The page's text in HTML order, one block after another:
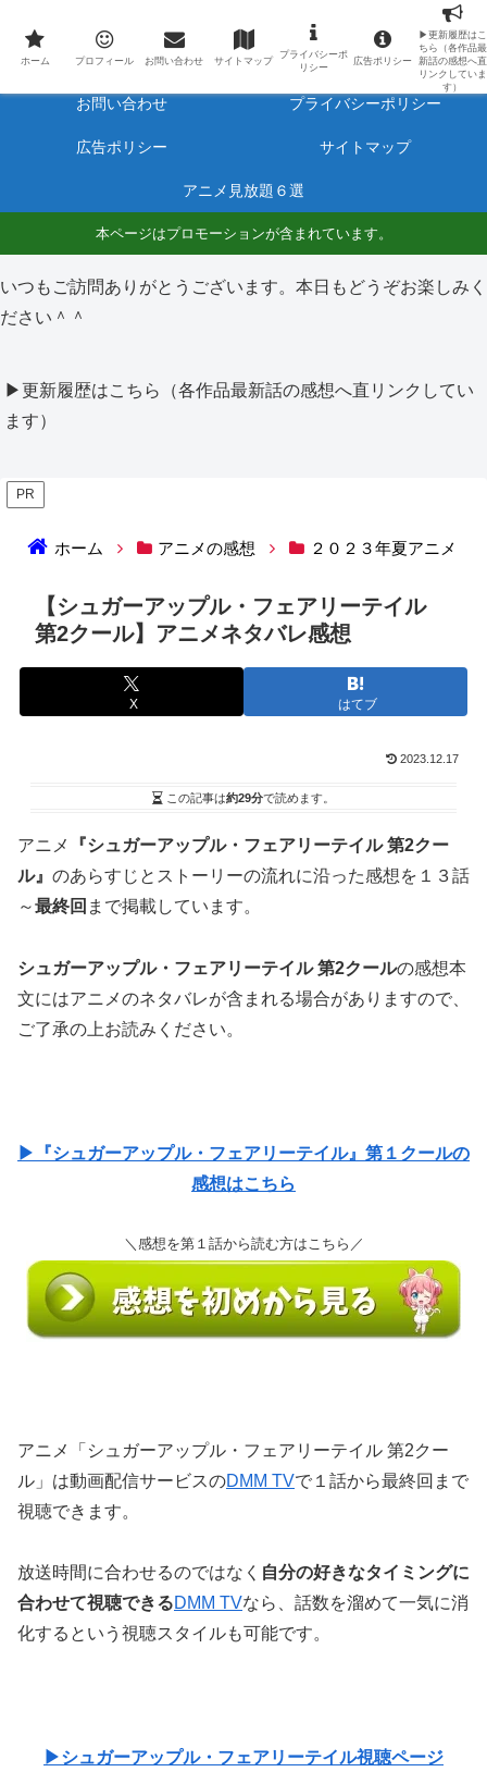
最新アニメのあらすじと感想をネタバレ有りで毎日更新しています。
ホーム プロフィール
お問い合わせ プライバシーポリシー
広告ポリシー サイトマップ
アニメ見放題６選
本ページはプロモーションが含まれています。
いつもご訪問ありがとうございます。本日もどうぞお楽しみく
ださい＾＾
▶更新履歴はこちら（各作品最新話の感想へ直リンクしてい
ます）
PR
ホーム アニメの感想 ２０２３年夏アニメ
【シュガーアップル・フェアリーテイル
第2クール】アニメネタバレ感想
X はてブ
2023.12.17
この記事は約29分で読めます。
アニメ
『シュガーアップル・フェアリーテイル 第2クー
ル』 のあらすじとストーリーの流れに沿った感想を１３話
～最終回 まで掲載しています。
シュガーアップル・フェアリーテイル 第2クールの感想本
文にはアニメのネタバレが含まれる場合がありますので、
ご了承の上お読みください。
▶『シュガーアップル・フェアリーテイル』第１クールの
感想はこちら
＼感想を第１話から読む方はこちら／
アニメ「シュガーアップル・フェアリーテイル 第2クー
ル」は動画配信サービスのDMM TVで１話から最終回まで
視聴できます。
放送時間に合わせるのではなく 自分の好きなタイミングに
合わせて視聴できるDMM TVなら、話数を溜めて一気に消
化するという視聴スタイルも可能です。
▶シュガーアップル・フェアリーテイル視聴ページ
ホーム プロフィール お問い合わせ サイトマップ
プライバシーポ
リシー
広告ポリシー
▶更新履歴はこ
ちら（各作品最
新話の感想へ直
リンクしていま
す）